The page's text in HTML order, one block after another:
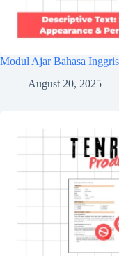
Modul Ajar Bahasa
August 20, 2025